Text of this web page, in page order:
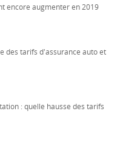
encore augmenter en 2019
des tarifs d'assurance auto et
: quelle hausse des tarifs